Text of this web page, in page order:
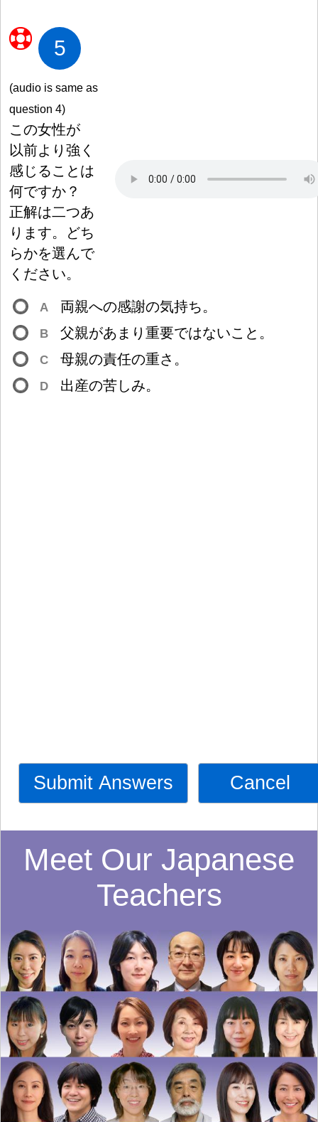
5
(audio is same as
question 4)
この女性が
以前より 強 く
感 じることは
何ですか ？
正解は二つあ
ります。どち
らかを選んで
ください。
A 両親への感謝の気持ち。
B 父親があまり 重要ではないこと。
C 母親の責任の重さ。
D 出 産の苦しみ。
Submit Answers Cancel
Meet Our Japanese
Teachers